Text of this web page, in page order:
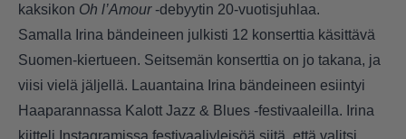
kaksikon Oh l’Amour-debyytin 20-vuotisjuhlaa.
Samalla Irina bändeineen julkisti 12 konserttia käsittävä
Suomen-kiertueen. Seitsemän konserttia on jo takana, ja
viisi vielä jäljellä. Lauantaina Irina bändeineen esiintyi
Haaparannassa Kalott Jazz & Blues -festivaaleilla. Irina
kiitteli Instagramissa festivaaliyleisöä siitä, että valitsi